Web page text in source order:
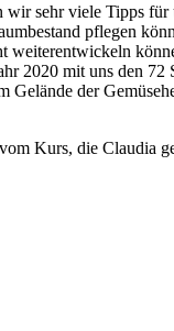
wir sehr vie­le Tipps für
pfle­gen
wei­ter­ent­wi­ckeln
2020 mit uns den 72
Gelän­de der
Kurs, die Clau­dia